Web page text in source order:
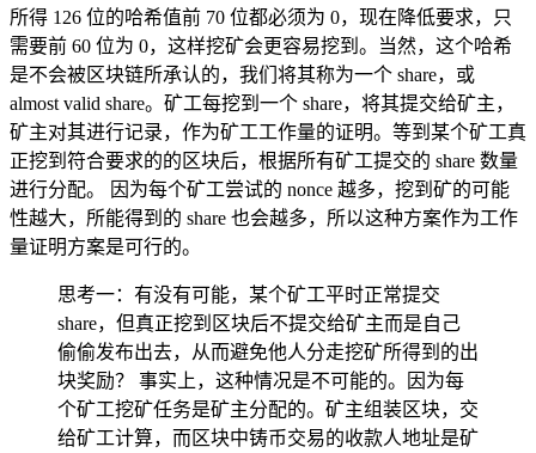
所得 126 位的哈希值前 70 位都必须为 0，现在降低要求，只
需要前 60 位为 0，这样挖矿会更容易挖到。当然，这个哈希
是不会被区块链所承认的，我们将其称为一个 share，或
almost valid share。矿工每挖到一个 share，将其提交给矿主，
矿主对其进行记录，作为矿工工作量的证明。等到某个矿工真
正挖到符合要求的的区块后，根据所有矿工提交的 share 数量
进行分配。 因为每个矿工尝试的 nonce 越多，挖到矿的可能
性越大，所能得到的 share 也会越多，所以这种方案作为工作
量证明方案是可行的。
思考一：有没有可能，某个矿工平时正常提交
share，但真正挖到区块后不提交给矿主而是自己
偷偷发布出去，从而避免他人分走挖矿所得到的出
块奖励？ 事实上，这种情况是不可能的。因为每
个矿工挖矿任务是矿主分配的。矿主组装区块，交
给矿工计算，而区块中铸币交易的收款人地址是矿